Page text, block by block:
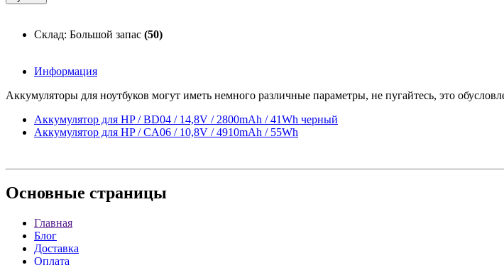
Склад: Большой запас (50)
Информация
Аккумуляторы для ноутбуков могут иметь немного различные параметры, не пугайтесь, это
Аккумулятор для HP / BD04 / 14,8V / 2800mAh / 41Wh черный
Аккумулятор для HP / CA06 / 10,8V / 4910mAh / 55Wh
Основные страницы
Главная
Блог
Доставка
Оплата